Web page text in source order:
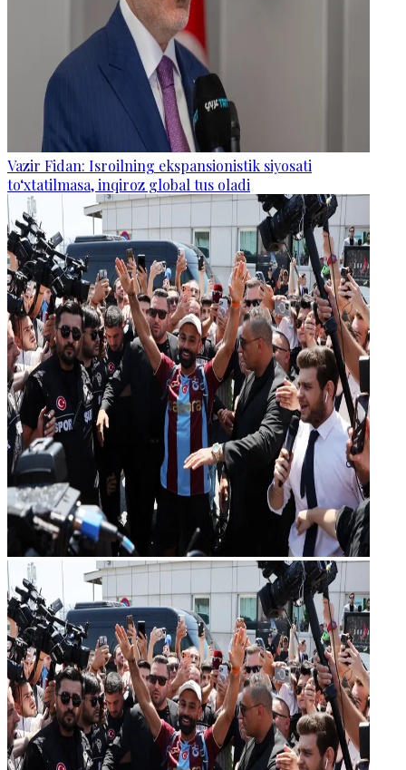
Vazir Fidan: Isroilning ekspansionistik siyosati
to‘xtatilmasa, inqiroz global tus oladi